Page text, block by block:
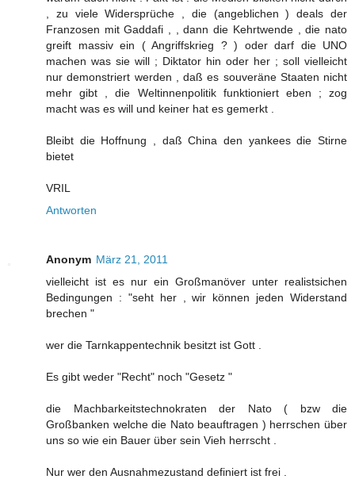
, zu viele Widersprüche , die (angeblichen ) deals der
Franzosen mit Gaddafi , , dann die Kehrtwende , die nato
greift massiv ein ( Angriffskrieg ? ) oder darf die UNO
machen was sie will ; Diktator hin oder her ; soll vielleicht
nur demonstriert werden , daß es souveräne Staaten nicht
mehr gibt , die Weltinnenpolitik funktioniert eben ; zog
macht was es will und keiner hat es gemerkt .
Bleibt die Hoffnung , daß China den yankees die Stirne
bietet
VRIL
Antworten
Anonym März 21, 2011
vielleicht ist es nur ein Großmanöver unter realistsichen
Bedingungen : "seht her , wir können jeden Widerstand
brechen "
wer die Tarnkappentechnik besitzt ist Gott .
Es gibt weder "Recht" noch "Gesetz "
die Machbarkeitstechnokraten der Nato ( bzw die
Großbanken welche die Nato beauftragen ) herrschen über
uns so wie ein Bauer über sein Vieh herrscht .
Nur wer den Ausnahmezustand definiert ist frei .